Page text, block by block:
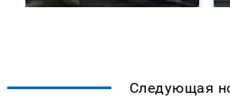
Следующая